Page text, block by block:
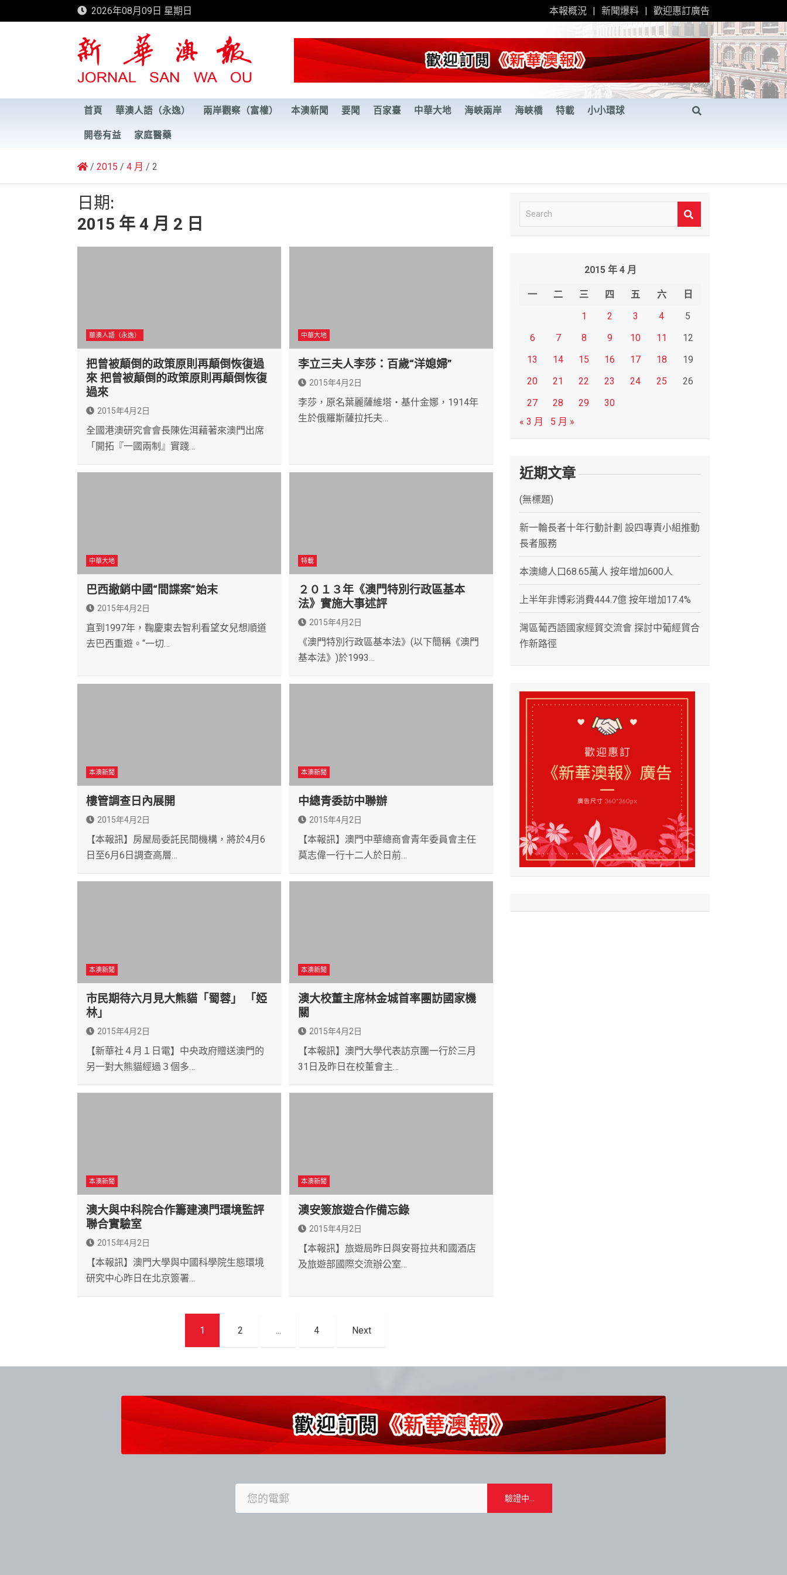
to
2026年08月09日 星期日 本報概況 新聞爆料 歡迎惠訂廣告
新華澳報
首頁 華澳人語（永逸） 兩岸觀察（富權） 本澳新聞 要聞 百家臺 中華大地 海峽兩岸 海峽橋 特載 小小環球
開卷有益 家庭醫藥
2015 4 月 2
日期:
2015 年 4 月 2 日
華澳人語（永逸）
把曾被顛倒的政策原則再顛倒恢復過
來 把曾被顛倒的政策原則再顛倒恢復
過來
2015年4月2日
全國港澳研究會會長陳佐洱藉著來澳門出席
「開拓『一國兩制』實踐…
中華大地
李立三夫人李莎：百歲“洋媳婦”
2015年4月2日
李莎，原名葉麗薩維塔‧基什金娜，1914年
生於俄羅斯薩拉托夫…
中華大地
巴西撤銷中國“間諜案”始末
2015年4月2日
直到1997年，鞠慶東去智利看望女兒想順道
去巴西重遊。“一切…
特載
２０１３年《澳門特別行政區基本
法》實施大事述評
2015年4月2日
《澳門特別行政區基本法》(以下簡稱《澳門
基本法》)於1993…
本澳新聞
樓管調查日內展開
2015年4月2日
【本報訊】房屋局委託民間機構，將於4月6
日至6月6日調查高層…
本澳新聞
中總青委訪中聯辦
2015年4月2日
【本報訊】澳門中華總商會青年委員會主任
莫志偉一行十二人於日前…
本澳新聞
市民期待六月見大熊貓「蜀蓉」 「婭
林」
2015年4月2日
【新華社４月１日電】中央政府贈送澳門的
另一對大熊貓經過３個多…
本澳新聞
澳大校董主席林金城首率團訪國家機
關
2015年4月2日
【本報訊】澳門大學代表訪京團一行於三月
31日及昨日在校董會主…
本澳新聞
澳大與中科院合作籌建澳門環境監評
聯合實驗室
2015年4月2日
【本報訊】澳門大學與中國科學院生態環境
研究中心昨日在北京簽署…
本澳新聞
澳安簽旅遊合作備忘錄
2015年4月2日
【本報訊】旅遊局昨日與安哥拉共和國酒店
及旅遊部國際交流辦公室…
導
1 2 ... 4 Next
e
2015 年 4 月
一 二 三 四 五 六
日
1
2 3 4
5
6
7 8 9 10 11
12
13
14 15 16 17 18
19
20
21 22 23 24 25
26
27
28 29
30
« 3 月
5 月 »
近期文章
(無標題)
新一輪長者十年行動計劃 設四專責小組推動
長者服務
本澳總人口68.65萬人 按年增加600人
上半年非博彩消費444.7億 按年增加17.4%
灣區葡西語國家經貿交流會 探討中葡經貿合
作新路徑